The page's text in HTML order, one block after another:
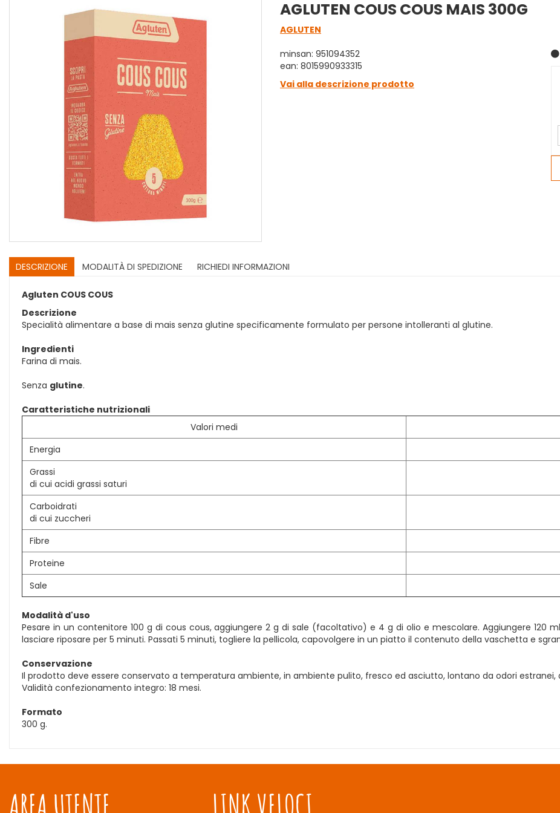
AGLUTEN COUS COUS MAIS 300G
AGLUTEN
minsan: 951094352
ean: 8015990933315
Vai alla descrizione prodotto
DESCRIZIONE MODALITÀ DI SPEDIZIONE RICHIEDI INFORMAZIONI
Agluten COUS COUS
Descrizione
Specialità alimentare a base di mais senza glutine specificamente formulato per persone intolleranti al glutine.
Ingredienti
Farina di mais.
Senza glutine.
Caratteristiche nutrizionali
Valori medi
Energia
Grassi
di cui acidi grassi saturi
Carboidrati
di cui zuccheri
Fibre
Proteine
Sale
Modalità d'uso
Pesare in un contenitore 100 g di cous cous, aggiungere 2 g di sale (facoltativo) e 4 g di olio e mescolare. Aggiungere 120
lasciare riposare per 5 minuti. Passati 5 minuti, togliere la pellicola, capovolgere in un piatto il contenuto della vaschetta e
Conservazione
Il prodotto deve essere conservato a temperatura ambiente, in ambiente pulito, fresco ed asciutto, lontano da odori estranei,
Validità confezionamento integro: 18 mesi.
Formato
300 g.
AREA UTENTE LINK VELOCI